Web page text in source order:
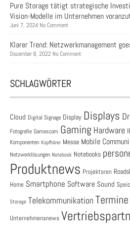
Pure Storage tätigt strategische
Vision-Modelle im Unternehmen
Juni 7, 2024 No Comment
Klarer Trend: Netzwerkmanagement
Dezember 8, 2022 No Comment
SCHLAGWÖRTER
Cloud Digital Signage Display Displays
Fotografie Gamescom Gaming Hardware
Komponenten Kopfhörer Messe Mobile
Netzwerklösungen Notebook Notebooks
Produktnews Projektoren
Home Smartphone Software Sound
Storage Telekommunikation Termine
Unternehmensnews